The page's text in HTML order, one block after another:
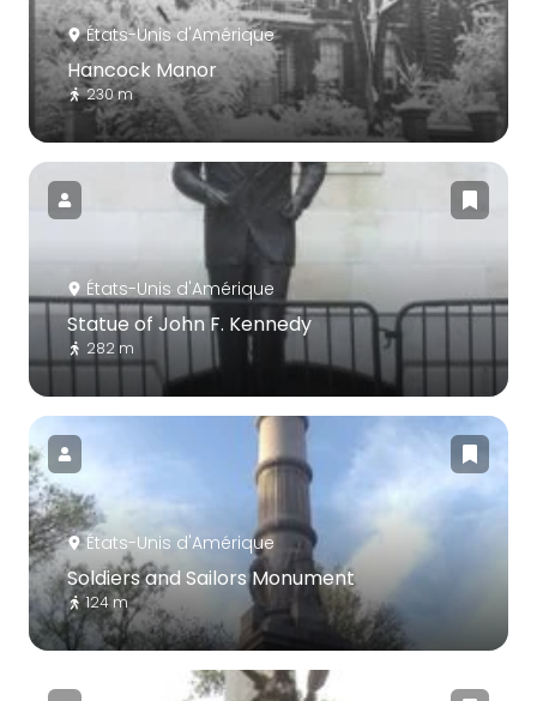
États-Unis d'Amérique
Hancock Manor
230 m
États-Unis d'Amérique
Statue of John F. Kennedy
282 m
États-Unis d'Amérique
Soldiers and Sailors Monument
124 m